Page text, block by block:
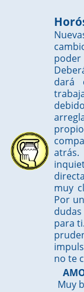
dará
muy
Por
para
no te
Muy